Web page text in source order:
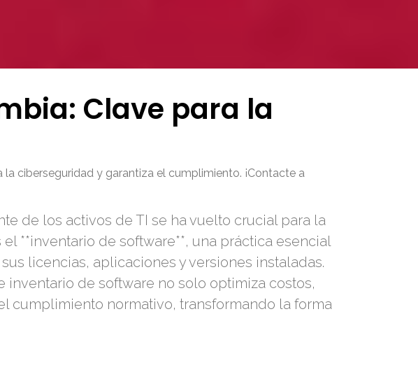
Clave para la
ciberseguridad y garantiza el cumplimiento. ¡Contacte a
de los activos de TI se ha vuelto crucial para la
**inventario de software**, una práctica esencial
licencias, aplicaciones y versiones instaladas.
de software no solo optimiza costos,
cumplimiento normativo, transformando la forma